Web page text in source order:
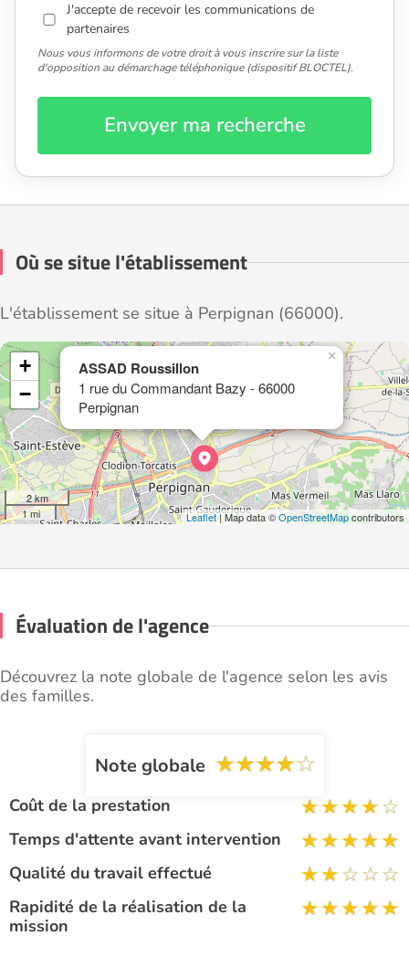
J'accepte de recevoir les communications de
partenaires
Nous vous informons de votre droit à vous inscrire sur la liste
d'opposition au démarchage téléphonique (dispositif BLOCTEL).
Envoyer ma recherche
Où se situe l'établissement
L'établissement se situe à Perpignan (66000).
ASSAD Roussillon
1 rue du Commandant Bazy - 66000
Perpignan
×
+
−
2 km
1 mi
Leaflet| Map data ©OpenStreetMapcontributors
Évaluation de l'agence
Découvrez la note globale de l'agence selon les avis
des familles.
Note globale
Coût de la prestation
Temps d'attente avant intervention
Qualité du travail effectué
Rapidité de la réalisation de la
mission